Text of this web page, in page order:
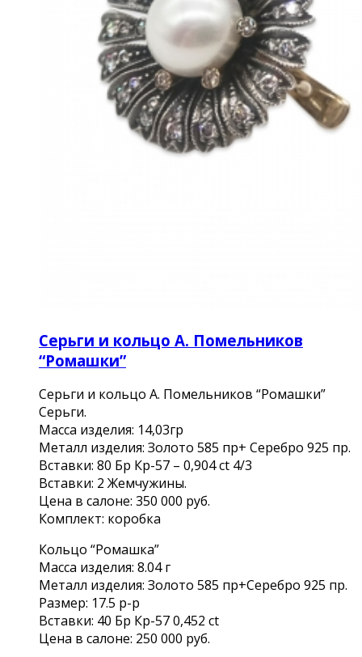
Серьги и кольцо А. Помельников
“Ромашки”
Серьги и кольцо А. Помельников “Ромашки”
Серьги.
Масса изделия: 14,03гр
Металл изделия: Золото 585 пр+ Серебро 925 пр.
Вставки: 80 Бр Кр-57 – 0,904 ct 4/3
Вставки: 2 Жемчужины.
Цена в салоне: 350 000 руб.
Комплект: коробка
Кольцо “Ромашка”
Масса изделия: 8.04 г
Металл изделия: Золото 585 пр+Серебро 925 пр.
Размер: 17.5 р-р
Вставки: 40 Бр Кр-57 0,452 ct
Цена в салоне: 250 000 руб.